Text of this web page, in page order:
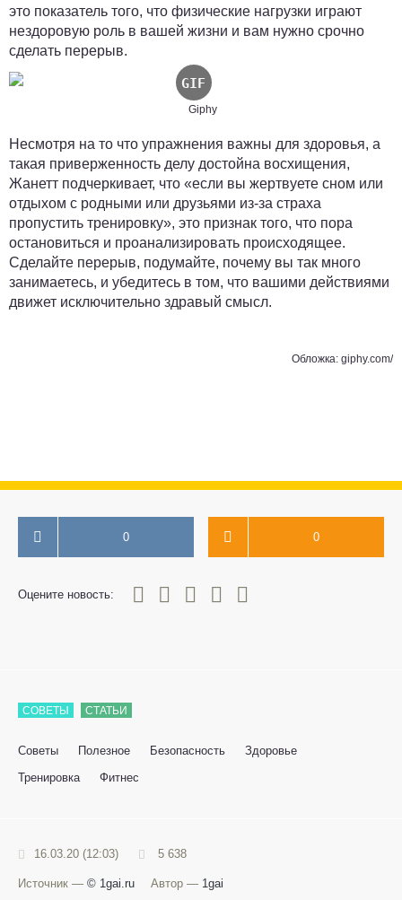
это показатель того, что физические нагрузки играют
нездоровую роль в вашей жизни и вам нужно срочно
сделать перерыв.
Giphy
Несмотря на то что упражнения важны для здоровья, а
такая приверженность делу достойна восхищения,
Жанетт подчеркивает, что «если вы жертвуете сном или
отдыхом с родными или друзьями из-за страха
пропустить тренировку», это признак того, что пора
остановиться и проанализировать происходящее.
Сделайте перерыв, подумайте, почему вы так много
занимаетесь, и убедитесь в том, что вашими действиями
движет исключительно здравый смысл.
Обложка: giphy.com/
0 0
Оцените новость:
0
1 3 4 5
СОВЕТЫ СТАТЬИ
Советы Полезное Безопасность
Здоровье
Тренировка
Фитнес
16.03.20 (12:03) 5 638
Источник — © 1gai.ru Автор — 1gai